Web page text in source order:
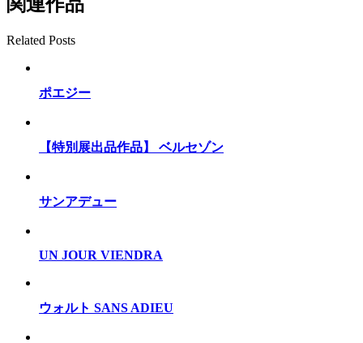
Related Posts
ポエジー
【特別展出品作品】 ベルセゾン
サンアデュー
UN JOUR VIENDRA
ウォルト SANS ADIEU